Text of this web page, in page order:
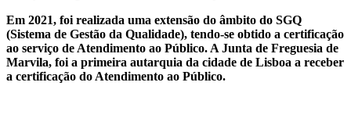
Em 2021, foi realizada uma extensão do âmbito do SGQ
(Sistema de Gestão da Qualidade), tendo-se obtido a certificação
ao serviço de Atendimento ao Público. A Junta de Freguesia de
Marvila, foi a primeira autarquia da cidade de Lisboa a receber
a certificação do Atendimento ao Público.